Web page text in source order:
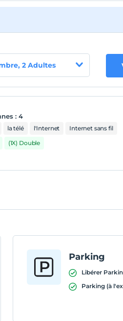
2 Adultes
:4
la télé l'Internet Internet sans fil
(1X) Double
Parking
Libérer
Parking (à